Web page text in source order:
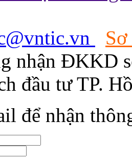
nhận ĐKKD
đầu tư TP.
để nhận